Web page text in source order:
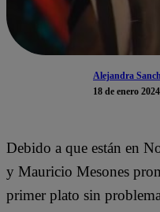
Alejandra
18 de enero 2024
Debido a que están en
y Mauricio Mesones
primer plato sin